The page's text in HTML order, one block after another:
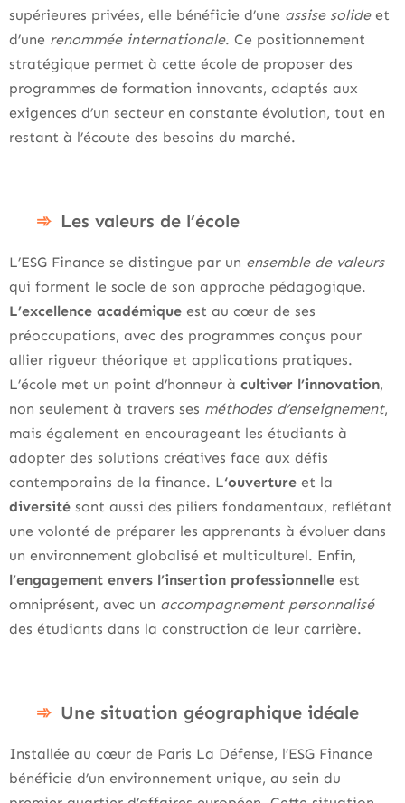
supérieures privées, elle bénéficie d’une assise solideet
d’une renommée internationale. Ce positionnement
stratégique permet à cette école de proposer des
programmes de formation innovants, adaptés aux
exigences d’un secteur en constante évolution, tout en
restant à l’écoute des besoins du marché.
Les valeurs de l’école
L’ESG Finance se distingue par un ensemble de valeurs
qui forment le socle de son approche pédagogique.
L’excellence académique est au cœur de ses
préoccupations, avec des programmes conçus pour
allier rigueur théorique et applications pratiques.
L’école met un point d’honneur à cultiver l’innovation,
non seulement à travers ses méthodes d’enseignement,
mais également en encourageant les étudiants à
adopter des solutions créatives face aux défis
contemporains de la finance. L‘ouverture et la
diversité sont aussi des piliers fondamentaux, reflétant
une volonté de préparer les apprenants à évoluer dans
un environnement globalisé et multiculturel. Enfin,
l’engagement envers l’insertion professionnelle est
omniprésent, avec un accompagnement personnalisé
des étudiants dans la construction de leur carrière.
Une situation géographique idéale
Installée au cœur de Paris La Défense, l’ESG Finance
bénéficie d’un environnement unique, au sein du